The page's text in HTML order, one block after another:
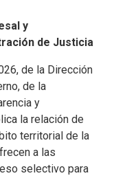
y
de Justicia
de la Dirección
de la
y
la relación de
territorial de la
a las
selectivo para